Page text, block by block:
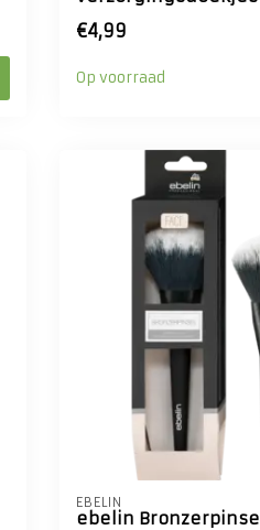
€4,99
Op voorraad
EBELIN
ebelin Bronzerpinsel